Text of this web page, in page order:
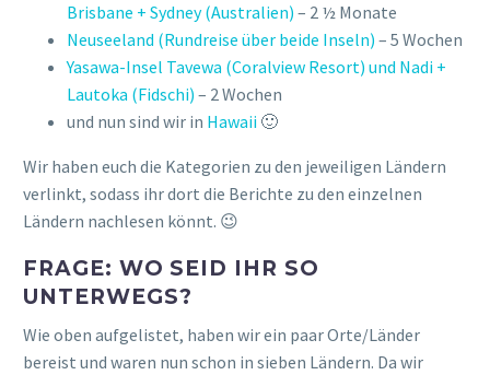
Brisbane + Sydney (Australien) – 2 ½ Monate
Neuseeland (Rundreise über beide Inseln) – 5 Wochen
Yasawa-Insel Tavewa (Coralview Resort) und Nadi +
Lautoka (Fidschi) – 2 Wochen
und nun sind wir in Hawaii 🙂
Wir haben euch die Kategorien zu den jeweiligen Ländern
verlinkt, sodass ihr dort die Berichte zu den einzelnen
Ländern nachlesen könnt. 😉
FRAGE: WO SEID IHR SO
UNTERWEGS?
Wie oben aufgelistet, haben wir ein paar Orte/Länder
bereist und waren nun schon in sieben Ländern. Da wir